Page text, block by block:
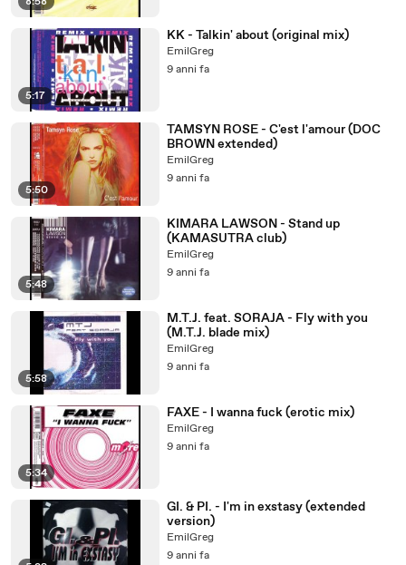
5:17
KK - Talkin' about (original mix)
EmilGreg
9 anni fa
5:50
TAMSYN ROSE - C'est l'amour (DOC
BROWN extended)
EmilGreg
9 anni fa
5:48
KIMARA LAWSON - Stand up
(KAMASUTRA club)
EmilGreg
9 anni fa
5:58
M.T.J. feat. SORAJA - Fly with you
(M.T.J. blade mix)
EmilGreg
9 anni fa
5:34
FAXE - I wanna fuck (erotic mix)
EmilGreg
9 anni fa
GI. & PI. - I'm in exstasy (extended
version)
EmilGreg
9 anni fa